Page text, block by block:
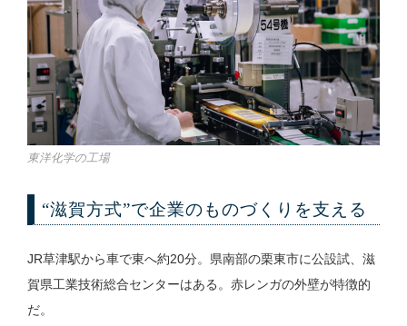
東洋化学の工場
“滋賀方式”で企業のものづくりを支える
JR草津駅から車で東へ約20分。県南部の栗東市に公設試、滋
賀県工業技術総合センターはある。赤レンガの外壁が特徴的
だ。